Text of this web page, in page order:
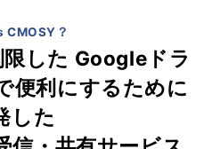
CMOSY？
した Googleドラ
便利にするために
した